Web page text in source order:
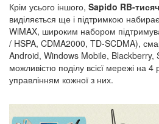
Крім усього іншого, Sapido RB-
виділяється ще і підтримкою
WiMAX, широким набором
/ HSPA, CDMA2000, TD-SCDMA),
Android, Windows Mobile, Blackberry,
можливістю поділу всієї мережі на 4
управлінням кожної з них.